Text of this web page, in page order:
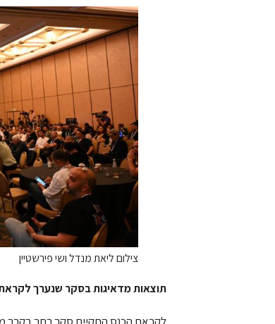
צילום ליאת מנדל ושי פירשטיין
תוצאות מדאיגות בסקר שנערך